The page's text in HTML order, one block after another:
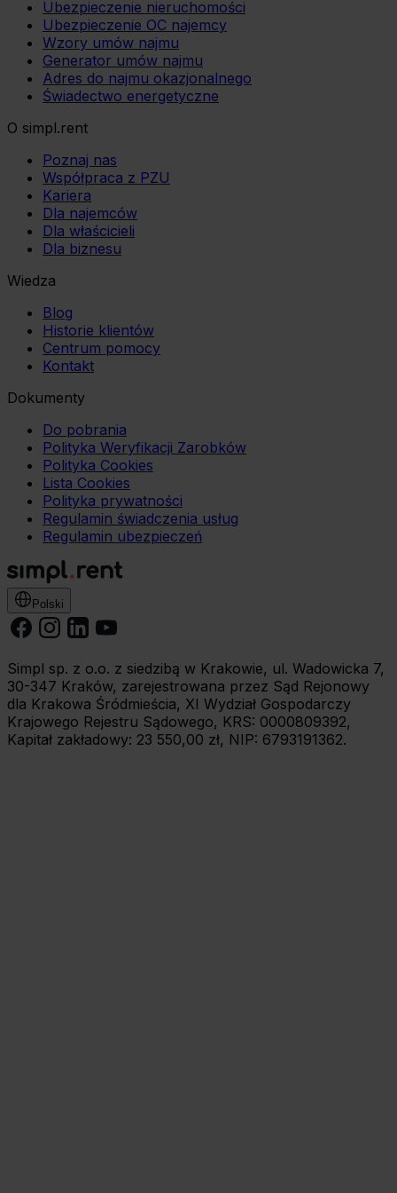
Ubezpieczenie nieruchomości
Ubezpieczenie OC najemcy
Wzory umów najmu
Generator umów najmu
Adres do najmu okazjonalnego
Świadectwo energetyczne
O simpl.rent
Poznaj nas
Współpraca z PZU
Kariera
Dla najemców
Dla właścicieli
Dla biznesu
Wiedza
Blog
Historie klientów
Centrum pomocy
Kontakt
Dokumenty
Do pobrania
Polityka Weryfikacji Zarobków
Polityka Cookies
Lista Cookies
Polityka prywatności
Regulamin świadczenia usług
Regulamin ubezpieczeń
Polski
Simpl sp. z o.o. z siedzibą w Krakowie, ul. Wadowicka 7,
30-347 Kraków, zarejestrowana przez Sąd Rejonowy
dla Krakowa Śródmieścia, XI Wydział Gospodarczy
Krajowego Rejestru Sądowego, KRS: 0000809392,
Kapitał zakładowy: 23 550,00 zł, NIP: 6793191362.